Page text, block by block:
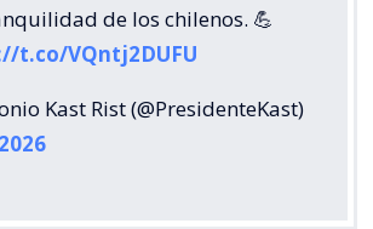
de los chilenos. 💪
t.co/VQntj2DUFU
Kast Rist (@PresidenteKast)